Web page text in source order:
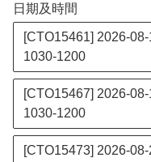
日期及時間
[CTO15461] 2026-
1030-1200
[CTO15467] 2026-
1030-1200
[CTO15473] 2026-